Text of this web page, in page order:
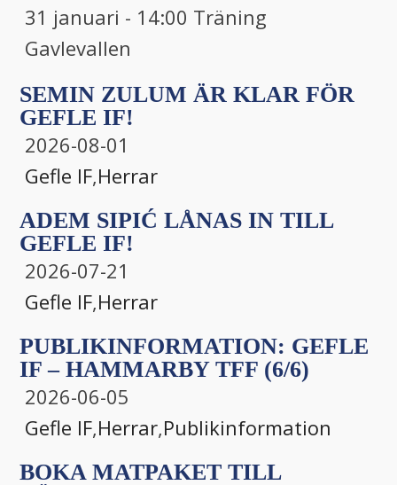
31 januari - 14:00 Träning
Gavlevallen
SEMIN ZULUM ÄR KLAR FÖR
GEFLE IF!
2026-08-01
Gefle IF,Herrar
ADEM SIPIĆ LÅNAS IN TILL
GEFLE IF!
2026-07-21
Gefle IF,Herrar
PUBLIKINFORMATION: GEFLE
IF – HAMMARBY TFF (6/6)
2026-06-05
Gefle IF,Herrar,Publikinformation
BOKA MATPAKET TILL